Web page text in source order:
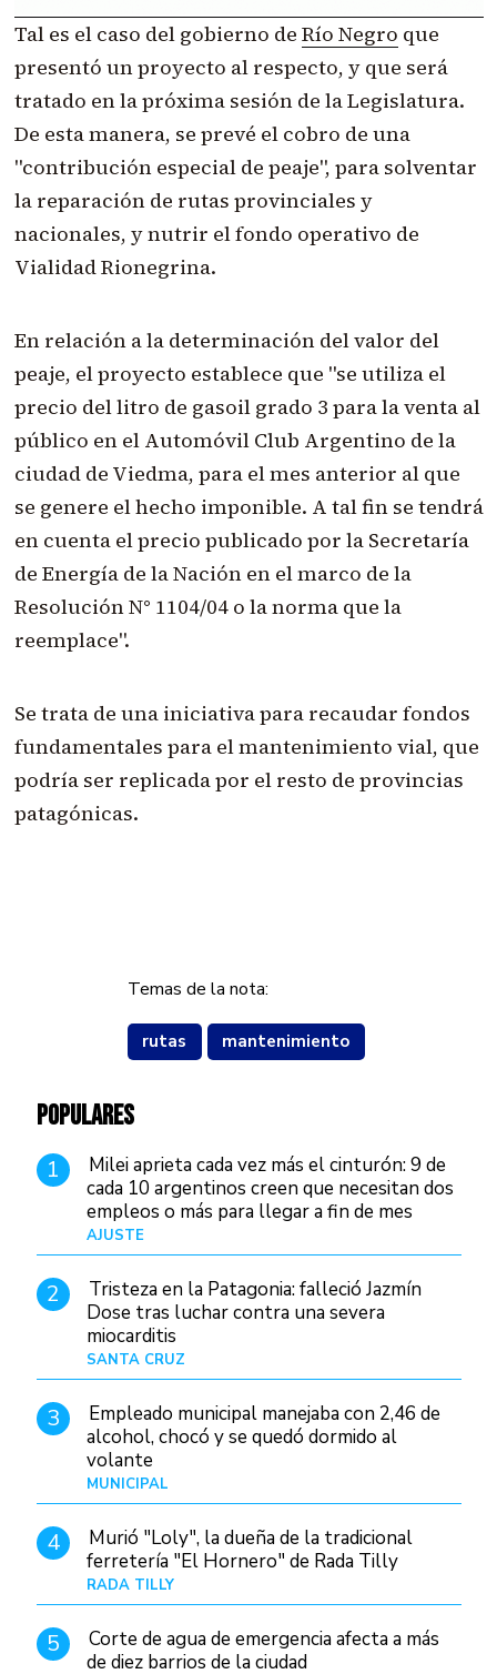
Tal es el caso del gobierno de Río Negro que
presentó un proyecto al respecto, y que será
tratado en la próxima sesión de la Legislatura.
De esta manera, se prevé el cobro de una
"contribución especial de peaje", para solventar
la reparación de rutas provinciales y
nacionales, y nutrir el fondo operativo de
Vialidad Rionegrina.
En relación a la determinación del valor del
peaje, el proyecto establece que "se utiliza el
precio del litro de gasoil grado 3 para la venta al
público en el Automóvil Club Argentino de la
ciudad de Viedma, para el mes anterior al que
se genere el hecho imponible. A tal fin se tendrá
en cuenta el precio publicado por la Secretaría
de Energía de la Nación en el marco de la
Resolución N° 1104/04 o la norma que la
reemplace".
Se trata de una iniciativa para recaudar fondos
fundamentales para el mantenimiento vial, que
podría ser replicada por el resto de provincias
patagónicas.
Temas de la nota:
rutas mantenimiento
POPULARES
1
Milei aprieta cada vez más el cinturón: 9 de
cada 10 argentinos creen que necesitan dos
empleos o más para llegar a fin de mes
AJUSTE
2
Tristeza en la Patagonia: falleció Jazmín
Dose tras luchar contra una severa
miocarditis
SANTA CRUZ
3
Empleado municipal manejaba con 2,46 de
alcohol, chocó y se quedó dormido al
volante
MUNICIPAL
4
Murió "Loly", la dueña de la tradicional
ferretería "El Hornero" de Rada Tilly
RADA TILLY
5
Corte de agua de emergencia afecta a más
de diez barrios de la ciudad